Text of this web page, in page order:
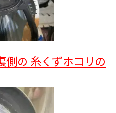
側の 糸くずホコリの